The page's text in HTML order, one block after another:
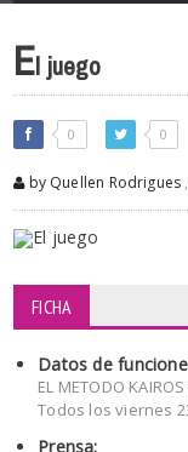
El juego
0 0
by Quellen Rodrigues ,
FICHA
Datos de
EL METODO
Todos los viernes
Prensa: